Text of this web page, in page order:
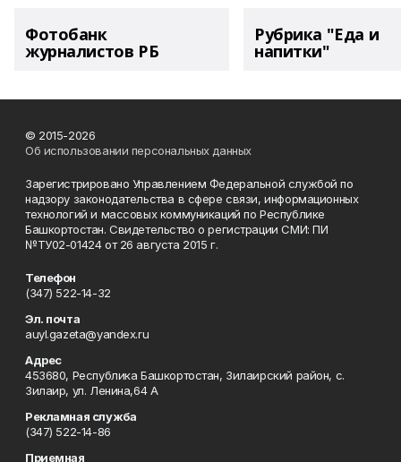
Фотобанк
журналистов РБ
Рубрика "Еда и
напитки"
© 2015-2026
Об использовании персональных данных
Зарегистрировано Управлением Федеральной службой по
надзору законодательства в сфере связи, информационных
технологий и массовых коммуникаций по Республике
Башкортостан. Свидетельство о регистрации СМИ: ПИ
№ТУ02-01424 от 26 августа 2015 г.
Телефон
(347) 522-14-32
Эл. почта
auyl.gazeta@yandex.ru
Адрес
453680, Республика Башкортостан, Зилаирский район, с.
Зилаир, ул. Ленина,64 А
Рекламная служба
(347) 522-14-86
Приемная